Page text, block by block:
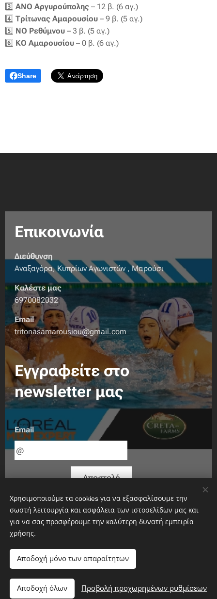
3️⃣ ΑΝΟ Αργυρούπολης – 12 β. (6 αγ.)
4️⃣ Τρίτωνας Αμαρουσίου – 9 β. (5 αγ.)
5️⃣ ΝΟ Ρεθύμνου – 3 β. (5 αγ.)
6️⃣ ΚΟ Αμαρουσίου – 0 β. (6 αγ.)
Share
Επικοινωνία
Διεύθυνση
Αναξαγόρα, Κυπρίων Αγωνιστών , Μαρούσι
Καλέστε μας
6970082032
Email
tritonasamarousiou@gmail.com
Εγγραφείτε στο
newsletter μας
Email
Αποστολή
Χρησιμοποιούμε τα cookies για να εξασφαλίσουμε την
σωστή λειτουργία και ασφάλεια των ιστοσελίδων μας και
για να σας προσφέρουμε την καλύτερη δυνατή εμπειρία
χρήσης.
Αποδοχή μόνο των απαραίτητων
Αποδοχή όλων Προβολή προχωρημένων ρυθμίσεων